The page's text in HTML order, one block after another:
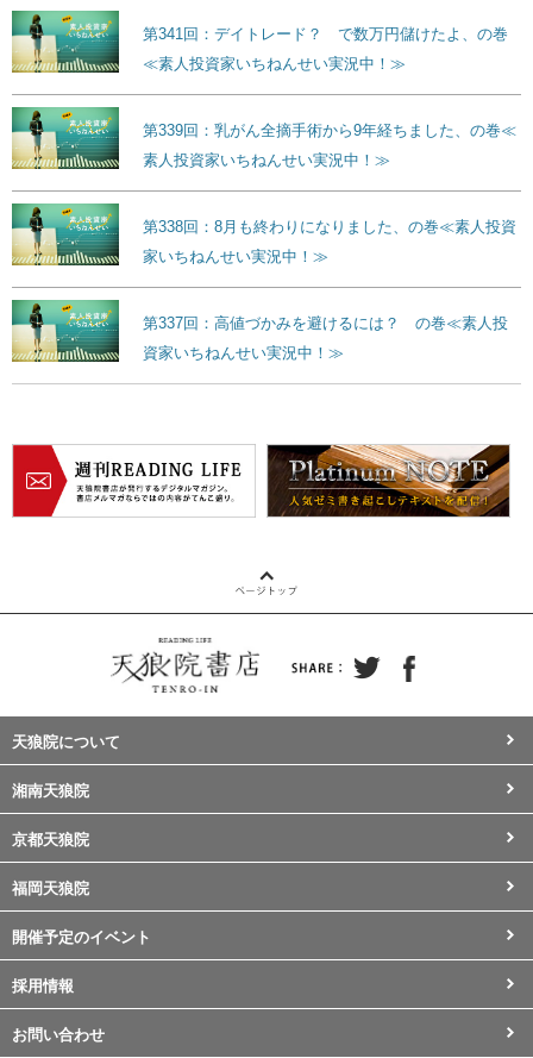
第341回：デイトレード？ で数万円儲けたよ、の巻
≪素人投資家いちねんせい実況中！≫
第339回：乳がん全摘手術から9年経ちました、の巻≪
素人投資家いちねんせい実況中！≫
第338回：8月も終わりになりました、の巻≪素人投資
家いちねんせい実況中！≫
第337回：高値づかみを避けるには？ の巻≪素人投
資家いちねんせい実況中！≫
天狼院について
湘南天狼院
京都天狼院
福岡天狼院
開催予定のイベント
採用情報
お問い合わせ